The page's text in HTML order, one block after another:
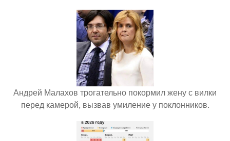
Андрей Малахов трогательно покормил жену с вилки
перед камерой, вызвав умиление у поклонников.